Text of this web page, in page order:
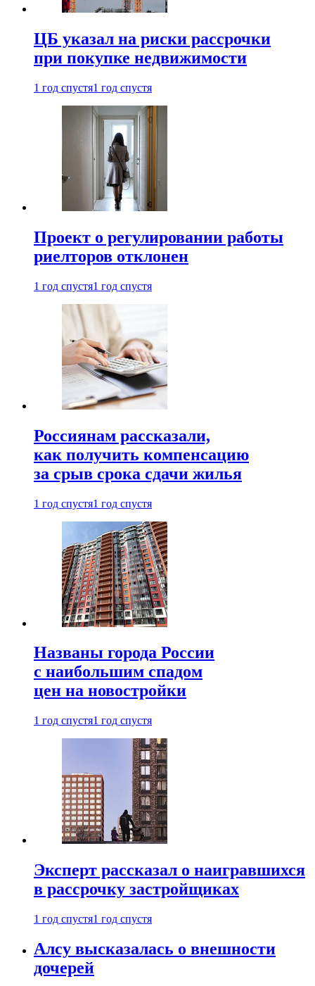
ЦБ указал на риски рассрочки
при покупке недвижимости
1 год спустя1 год спустя
Проект о регулировании работы
риелторов отклонен
1 год спустя1 год спустя
Россиянам рассказали,
как получить компенсацию
за срыв срока сдачи жилья
1 год спустя1 год спустя
Названы города России
с наибольшим спадом
цен на новостройки
1 год спустя1 год спустя
Эксперт рассказал о наигравшихся
в рассрочку застройщиках
1 год спустя1 год спустя
Алсу высказалась о внешности
дочерей